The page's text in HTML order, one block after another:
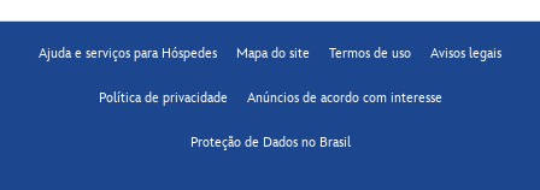
Ajuda e serviços para Hóspedes Mapa do site Termos de uso Avisos legais
Política de privacidade Anúncios de acordo com interesse
Proteção de Dados no Brasil